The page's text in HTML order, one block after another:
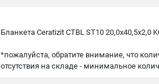
Бланкета Ceratizit CTBL ST10 20,0x40,5x2,0
*пожалуйста, обратите внимание, что
отсутствия на складе - минимальное